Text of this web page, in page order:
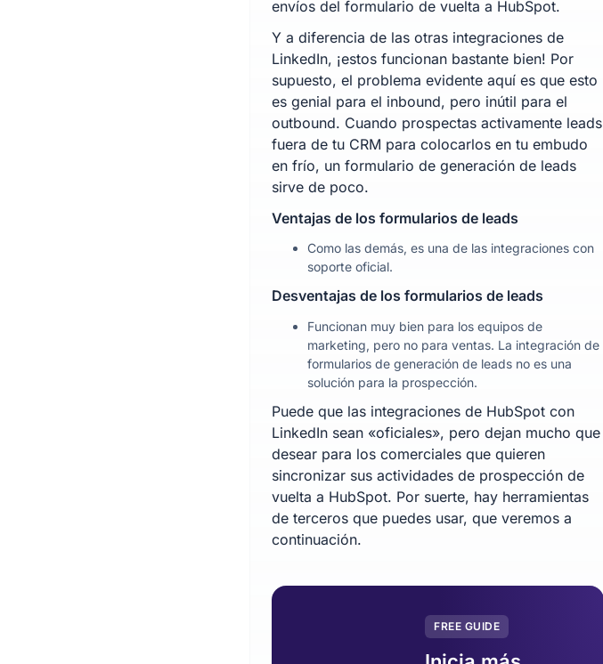
envíos del formulario de vuelta a HubSpot.
Y a diferencia de las otras integraciones de
LinkedIn, ¡estos funcionan bastante bien! Por
supuesto, el problema evidente aquí es que esto
es genial para el inbound, pero inútil para el
outbound. Cuando prospectas activamente leads
fuera de tu CRM para colocarlos en tu embudo
en frío, un formulario de generación de leads
sirve de poco.
Ventajas de los formularios de leads
Como las demás, es una de las integraciones con
soporte oficial.
Desventajas de los formularios de leads
Funcionan muy bien para los equipos de
marketing, pero no para ventas. La integración de
formularios de generación de leads no es una
solución para la prospección.
Puede que las integraciones de HubSpot con
LinkedIn sean «oficiales», pero dejan mucho que
desear para los comerciales que quieren
sincronizar sus actividades de prospección de
vuelta a HubSpot. Por suerte, hay herramientas
de terceros que puedes usar, que veremos a
continuación.
FREE GUIDE